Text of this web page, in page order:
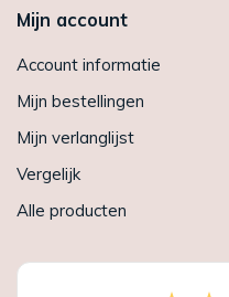
Mijn account
Account informatie
Mijn bestellingen
Mijn verlanglijst
Vergelijk
Alle producten